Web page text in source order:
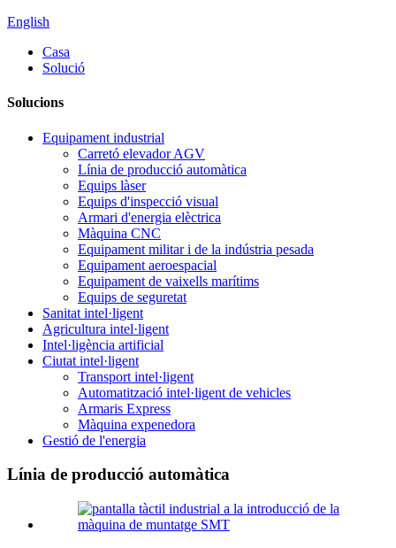
English
Casa
Solució
Solucions
Equipament industrial
Carretó elevador AGV
Línia de producció automàtica
Equips làser
Equips d'inspecció visual
Armari d'energia elèctrica
Màquina CNC
Equipament militar i de la indústria pesada
Equipament aeroespacial
Equipament de vaixells marítims
Equips de seguretat
Sanitat intel·ligent
Agricultura intel·ligent
Intel·ligència artificial
Ciutat intel·ligent
Transport intel·ligent
Automatització intel·ligent de vehicles
Armaris Express
Màquina expenedora
Gestió de l'energia
Línia de producció automàtica